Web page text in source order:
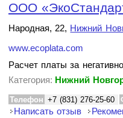
ООО
Народная, 22, Нижний
www.ecoplata.com
Расчет платы за
Категория: Нижний
Телефон +7 (831) 276-25-60
Написать отзыв